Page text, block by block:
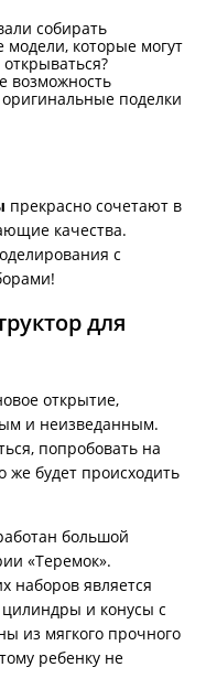
собирать
которые могут
возможность
поделки
прекрасно сочетают в
качества.
с
для
открытие,
и неизведанным.
попробовать на
же будет происходить
большой
«Теремок».
наборов является
и конусы с
из мягкого прочного
ребенку не